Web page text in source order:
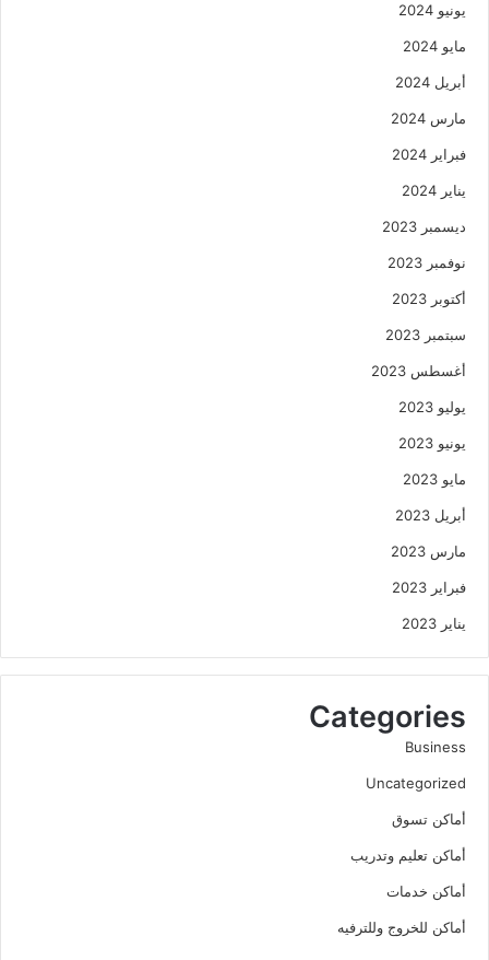
يونيو 2024
مايو 2024
أبريل 2024
مارس 2024
فبراير 2024
يناير 2024
ديسمبر 2023
نوفمبر 2023
أكتوبر 2023
سبتمبر 2023
أغسطس 2023
يوليو 2023
يونيو 2023
مايو 2023
أبريل 2023
مارس 2023
فبراير 2023
يناير 2023
Categories
Business
Uncategorized
أماكن تسوق
أماكن تعليم وتدريب
أماكن خدمات
أماكن للخروج وللترفيه